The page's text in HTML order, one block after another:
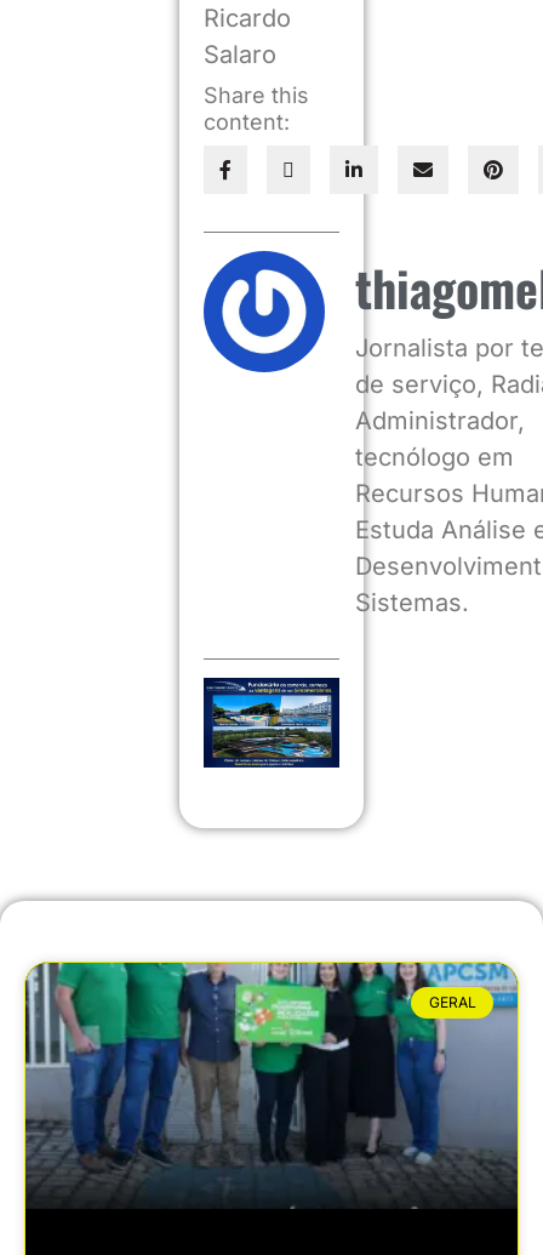
Share this
content:
Jornalista por
de serviço,
Administrador,
tecnólogo em
Recursos
Estuda Análise
Sistemas.
GERAL